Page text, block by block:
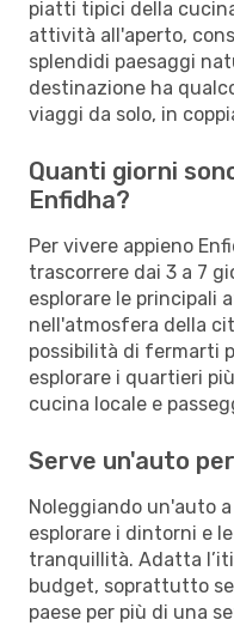
piatti tipici della
attività all'aperto,
splendidi paesaggi
destinazione ha
viaggi da solo, in
Quanti giorni
Enfidha?
Per vivere appieno
trascorrere dai 3 a 7
esplorare le principali
nell'atmosfera della
possibilità di fermarti
esplorare i quartieri
cucina locale e
Serve un'auto
Noleggiando un'auto
esplorare i dintorni e
tranquillità. Adatta
budget, soprattutto
paese per più di una